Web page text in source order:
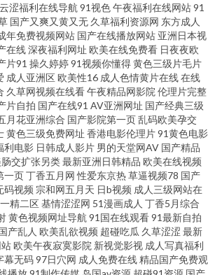
线 黄色三级片网址 91在线视频福利 免费的黄色网
午夜网站 www视频五区 国产3P系列合集 四虎人妻
全成人 草逼视频网站 97色色1 国产精品撸色网 大
青 亭亭五月综合 草草影院免费 色婷婷五月肏屄 欧
日韩午夜福利导航 蜜桃精品一二区 日本A网 超碰
码 狠狠干在线视频 91夫妻小视频 伊人精品久久 无
拍青青草 三级片自慰 午夜福利激情 97色亚洲 韩国
老司机无码视频 老湿福利社 国产精品传媒狼友 人
云涩福利在线导航 91视色午夜福利在线网站91
国产又爽又黄又无 久草福利资源网 东方成人
年免费视频网站 国产在线播放网站 亚洲日本视
在线深夜福利网址 欧美在线免费看 日夜夜欧
片91 操久婷婷91视频你懂得黄色三级片毛片
成人亚洲区欧美性16 成人色情黄片在线在线
久草网视频在线看午夜精品网影院 伦理片完整
片自拍 国产在线91 AV亚洲网址 国产经典三级
月花亚洲综合 国产影院第一页乱码欧美孕交
黄色三级免费网址 香港电影伦理片91黄色电影
利电影 日韩成人影片 男的天堂网AV 国产精品
交扩张另类最新亚洲日韩精品 欧美在线视频
一页丁香五月网 性爱东京热草逼视频78 国产
码视频 宗和网五月天 日b视频 成人三级网站在
精二区基情涩涩网 51漫画成人 丁香5月综合
黄色视频网址导航 91国在线观看91最新自拍
产乱人 欧美乱欲视频 超碰吃瓜 久草涩涩 最新
欧美午夜寂寞影院 新视觉影视 成人写真福利
幕无码97日穴网 成人免费在线精品国产免费观